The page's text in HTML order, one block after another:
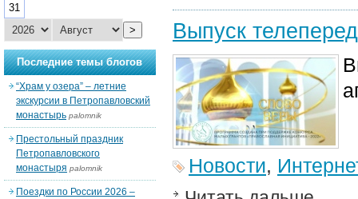
Выпуск
Новости,
31
>
Последние темы блогов
“Храм у озера” – летние
экскурсии в Петропавловский
монастырь palomnik
Престольный праздник
Петропавловского
монастыря palomnik
Поездки по России 2026 –